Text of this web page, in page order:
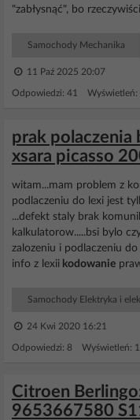
"zabłysnąć", bo
Samochody Mechanika
11 Paź 2025 20:07
Odpowiedzi: 41 Wyświetleń:
prak polaczenia
xsara picasso
witam...mam problem z
podlaczeniu do lexi jest
...defekt staly brak
kalkulatorow.....bsi bylo
zalozeniu i podlaczeniu
info z lexii kodowanie
Samochody Elektryka i
24 Kwi 2020 16:21
Odpowiedzi: 8 Wyświetleń:
Citroen
9653667580